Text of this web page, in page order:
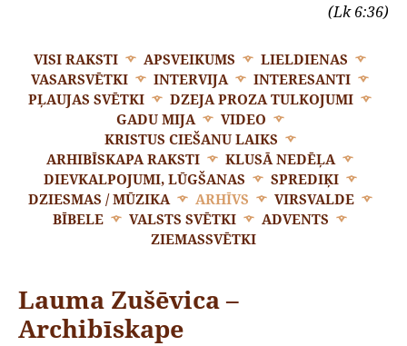
(Lk 6:36)
VISI RAKSTI APSVEIKUMS
LIELDIENAS
VASARSVĒTKI
INTERVIJA
INTERESANTI
PĻAUJAS SVĒTKI
DZEJA PROZA TULKOJUMI
GADU MIJA
VIDEO
KRISTUS CIEŠANU LAIKS
ARHIBĪSKAPA RAKSTI
KLUSĀ NEDĒĻA
DIEVKALPOJUMI, LŪGŠANAS
SPREDIĶI
DZIESMAS / MŪZIKA
ARHĪVS
VIRSVALDE
BĪBELE
VALSTS SVĒTKI
ADVENTS
ZIEMASSVĒTKI
Lauma Zušēvica –
Archibīskape